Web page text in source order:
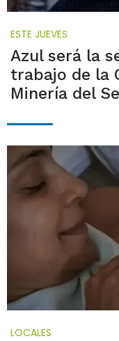
ESTE JUEVES
Azul será la
trabajo de la
Minería del
LOCALES